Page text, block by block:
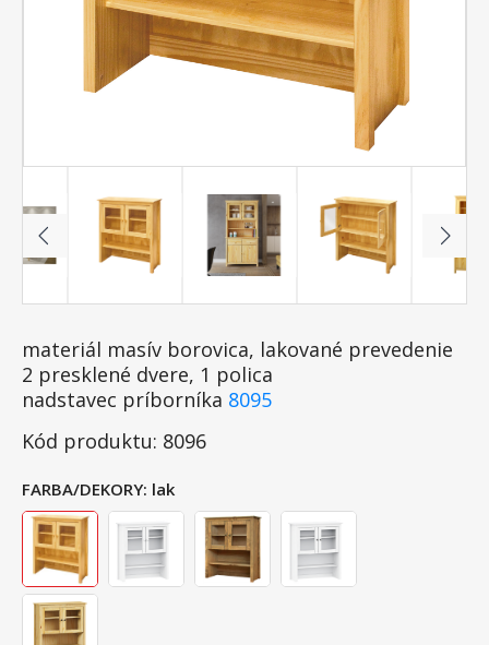
materiál masív borovica, lakované prevedenie
2 presklené dvere, 1 polica
nadstavec príborníka 8095
Kód produktu: 8096
FARBA/DEKORY: lak